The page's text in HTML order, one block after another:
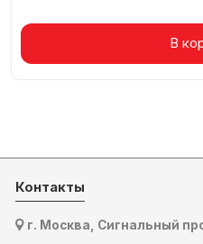
Товар вВ
Контакты
г. Москва, Сигнальный